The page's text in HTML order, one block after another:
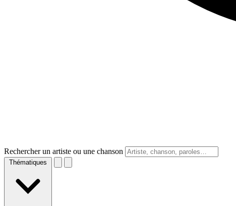
Rechercher un artiste ou une chanson
Thématiques